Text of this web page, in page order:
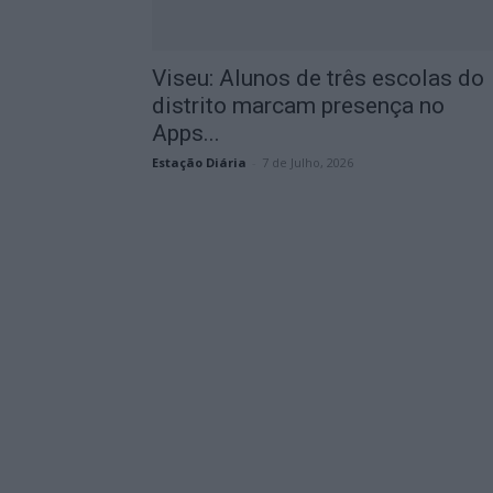
Viseu: Alunos de três escolas do
distrito marcam presença no
Apps...
Estação Diária 7 de Julho, 2026